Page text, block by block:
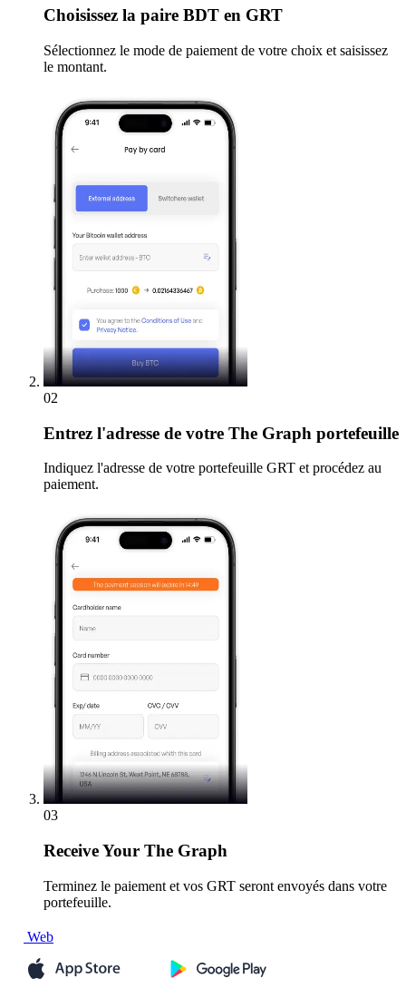
Choisissez la paire BDT en GRT
Sélectionnez le mode de paiement de votre choix et saisissez
le montant.
02
Entrez l'adresse de votre The Graph portefeuille
Indiquez l'adresse de votre portefeuille GRT et procédez au
paiement.
03
ReceiveYour The Graph
Terminez le paiement et vos GRT seront envoyés dans votre
portefeuille.
Web